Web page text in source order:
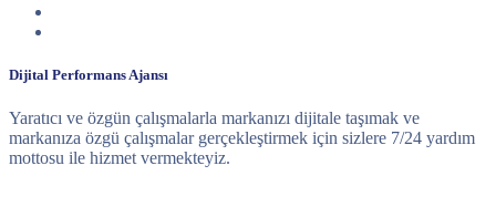
Dijital Performans Ajansı
Yaratıcı ve özgün çalışmalarla markanızı dijitale taşımak ve
markanıza özgü çalışmalar gerçekleştirmek için sizlere 7/24 yardım
mottosu ile hizmet vermekteyiz.